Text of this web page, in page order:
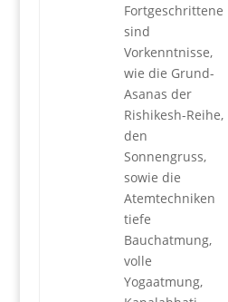
Fortgeschrittene
sind
Vorkenntnisse,
wie die Grund-
Asanas der
Rishikesh-Reihe,
den
Sonnengruss,
sowie die
Atemtechniken
tiefe
Bauchatmung,
volle
Yogaatmung,